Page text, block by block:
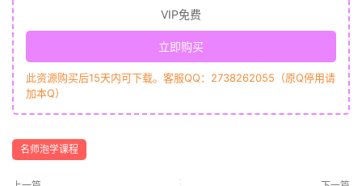
VIP免费
立即购买
此资源购买后15天内可下载。客服QQ：2738262055（原Q停用请
加本Q）
名师泡学课程